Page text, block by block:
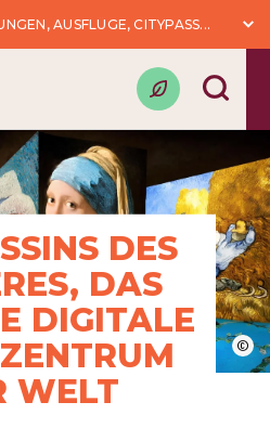
AUSFLÜGE, CITYPASS...
©
DES
DAS
DIGITALE K
D